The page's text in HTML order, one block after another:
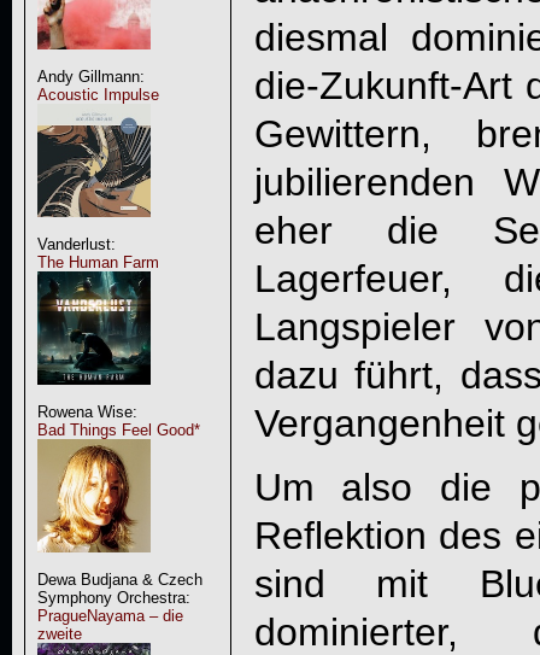
Andy Gillmann:
Acoustic Impulse
Vanderlust:
The Human Farm
Rowena Wise:
Bad Things Feel Good*
Dewa Budjana & Czech
Symphony Orchestra:
PragueNayama – die
zweite
diesmal
die-Zukunft-Art
Gewittern,
jubilierenden
eher die
Lagerfeuer,
Langspieler
dazu führt,
Vergangenheit
Um also die
Reflektion des
sind mit
dominierter,